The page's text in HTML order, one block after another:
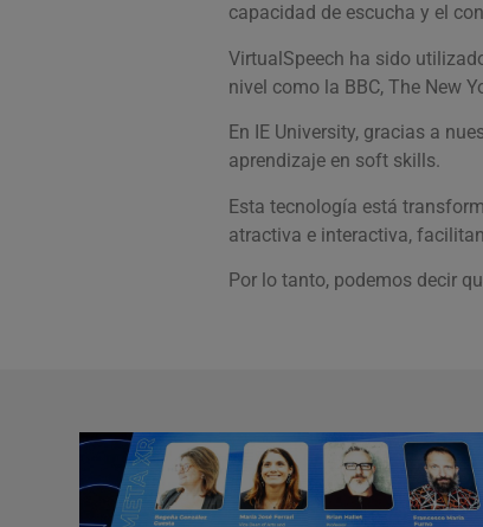
capacidad de escucha y el
VirtualSpeech ha sido
nivel como la BBC, The New
En IE University, gracias a
aprendizaje en soft skills.
Esta tecnología está
atractiva e interactiva,
Por lo tanto, podemos decir